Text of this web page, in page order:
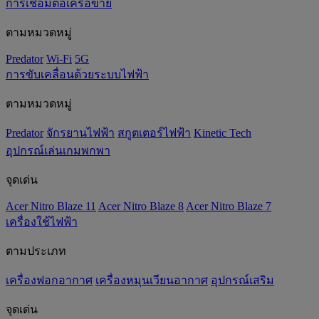
การเชื่อมต่อเครือข่าย
ตามหมวดหมู่
Predator Wi-Fi 5G
การขับเคลื่อนด้วยระบบไฟฟ้า
ตามหมวดหมู่
Predator จักรยานไฟฟ้า สกูตเตอร์ไฟฟ้า Kinetic Tech
อุปกรณ์เล่นเกมพกพา
จุดเด่น
Acer Nitro Blaze 11 Acer Nitro Blaze 8 Acer Nitro Blaze 7
เครื่องใช้ไฟฟ้า
ตามประเภท
เครื่องฟอกอากาศ เครื่องหมุนเวียนอากาศ อุปกรณ์เสริม
จุดเด่น